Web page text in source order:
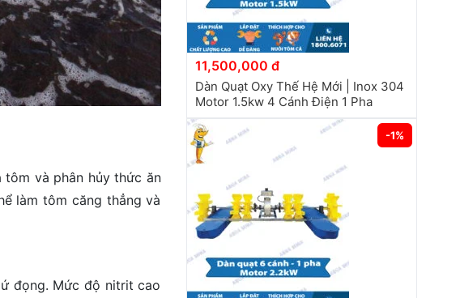
và phân hủy thức ăn
làm tôm căng thẳng và
đọng. Mức độ nitrit cao
11,500,000 đ
Dàn Quạt Oxy Thế Hệ Mới | Inox 304
Motor 1.5kw 4 Cánh Điện 1 Pha
-1%